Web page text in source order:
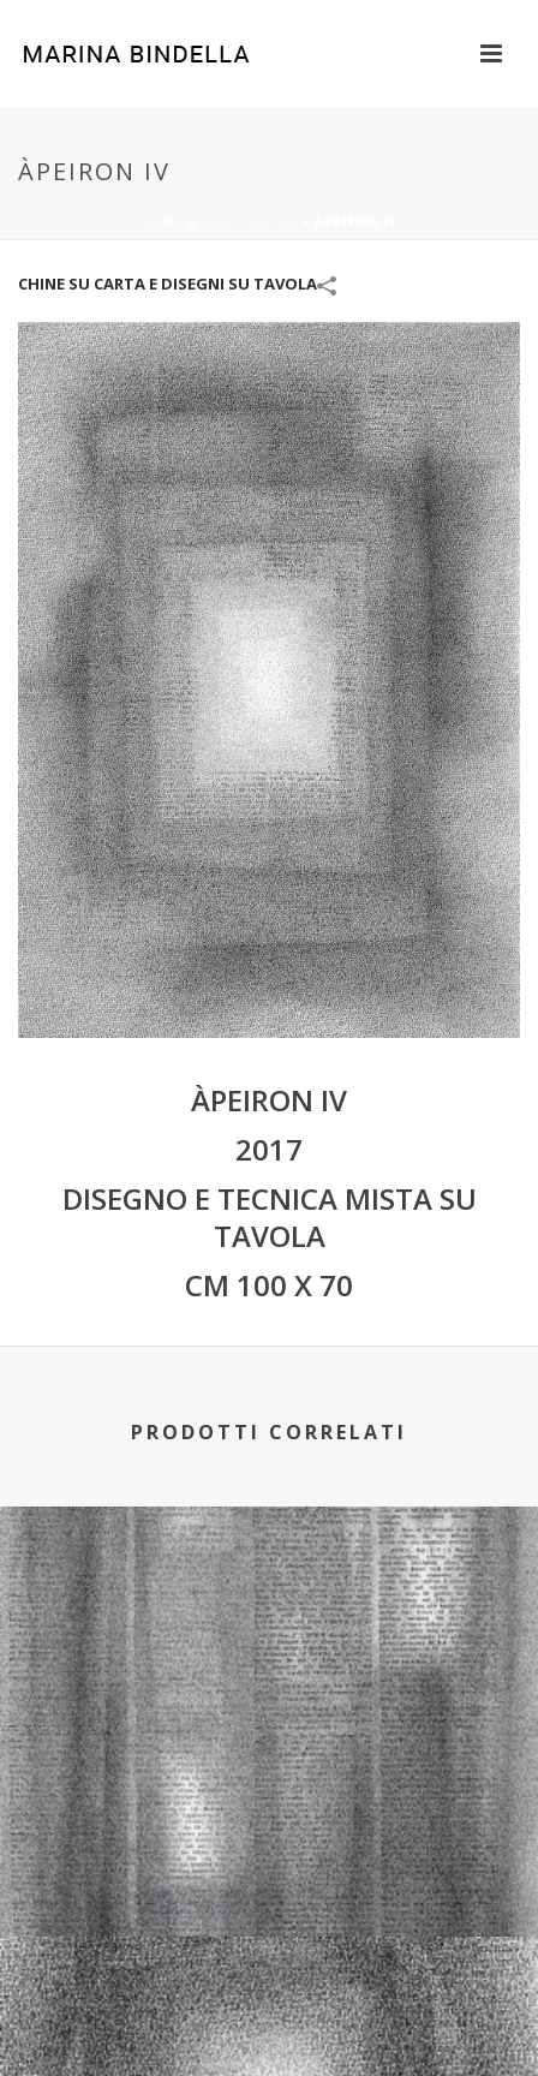
ÀPEIRON IV
CHINE SU CARTA E DISEGNI SU TAVOLA
ÀPEIRON IV
2017
DISEGNO E TECNICA MISTA SU
TAVOLA
CM 100 X 70
PRODOTTI CORRELATI